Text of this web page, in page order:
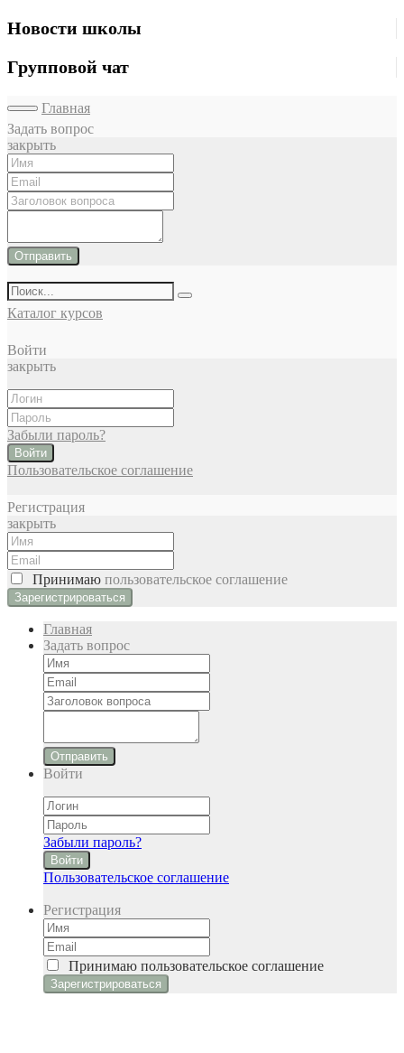
Новости школы
Групповой чат
Главная
Задать вопрос
закрыть
Отправить
Каталог курсов
Войти
закрыть
Забыли пароль?
Войти
Пользовательское соглашение
Регистрация
закрыть
Принимаю пользовательское соглашение
Главная
Задать вопрос
Отправить
Войти
Забыли пароль?
Войти
Пользовательское соглашение
Регистрация
Принимаю пользовательское соглашение